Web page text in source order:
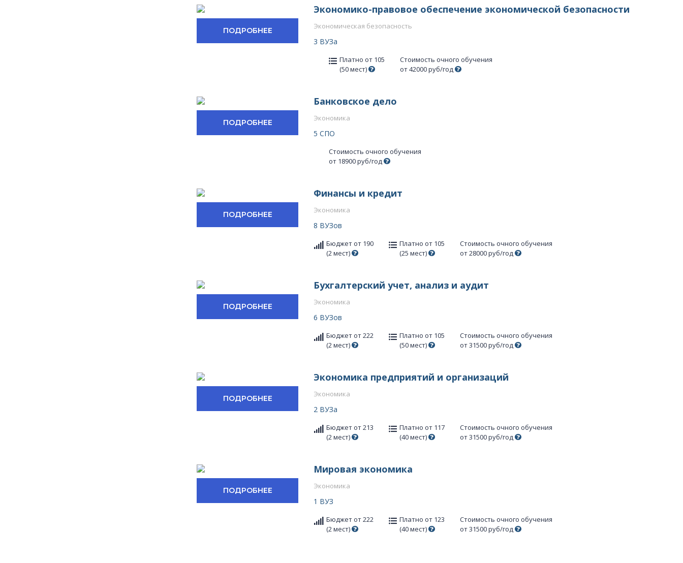
ПОДРОБНЕЕ
Экономико-правовое обеспечение экономической безопасности
Экономическая безопасность
3 ВУЗа
Платно от 105
(50 мест)
Стоимость очного обучения
от 42000 руб/год
ПОДРОБНЕЕ
Банковское дело
Экономика
5 СПО
Стоимость очного обучения
от 18900 руб/год
ПОДРОБНЕЕ
Финансы и кредит
Экономика
8 ВУЗов
Бюджет от 190
(2 мест)
Платно от 105
(25 мест)
Стоимость очного обучения
от 28000 руб/год
ПОДРОБНЕЕ
Бухгалтерский учет, анализ и аудит
Экономика
6 ВУЗов
Бюджет от 222
(2 мест)
Платно от 105
(50 мест)
Стоимость очного обучения
от 31500 руб/год
ПОДРОБНЕЕ
Экономика предприятий и организаций
Экономика
2 ВУЗа
Бюджет от 213
(2 мест)
Платно от 117
(40 мест)
Стоимость очного обучения
от 31500 руб/год
ПОДРОБНЕЕ
Мировая экономика
Экономика
1 ВУЗ
Бюджет от 222
(2 мест)
Платно от 123
(40 мест)
Стоимость очного обучения
от 31500 руб/год